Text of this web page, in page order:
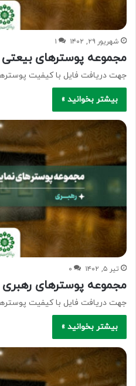
شهریور ۲۹, ۱۴۰۲ ۱
مجموعه پوسترهای
جهت دریافت فایل با کیفیت
بیشتر بخوانید »
تیر ۵, ۱۴۰۲ ۰
مجموعه پوسترهای رهبری
جهت دریافت فایل با کیفیت
بیشتر بخوانید »